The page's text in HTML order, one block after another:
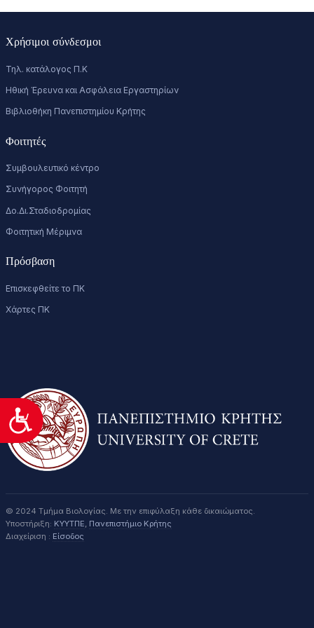
Προσιτότητα
© 2024 Τμήμα Βιολογίας. Με την επιφύλαξη κάθε δικαιώματος.
Υποστήριξη: ΚΥΥΤΠΕ, Πανεπιστήμιο Κρήτης
Διαχείριση : Είσοδος
Χρήσιμοι σύνδεσμοι
Τηλ. κατάλογος Π.Κ
Ηθική Έρευνα και Ασφάλεια Εργαστηρίων
Βιβλιοθήκη Πανεπιστημίου Κρήτης
Φοιτητές
Συμβουλευτικό κέντρο
Συνήγορος Φοιτητή
Δο.Δι.Σταδιοδρομίας
Φοιτητική Μέριμνα
Πρόσβαση
Επισκεφθείτε το ΠΚ
Χάρτες ΠΚ